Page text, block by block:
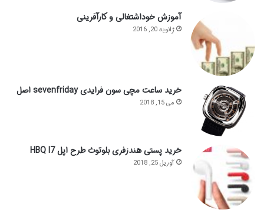
آموزش خوداشتغالی و کارآفرینی
ژانویه 20, 2016
خرید ساعت مچی سون فرایدی sevenfriday اصل
می 15, 2018
خرید پستی هندزفری بلوتوث طرح اپل HBQ I7
آوریل 25, 2018